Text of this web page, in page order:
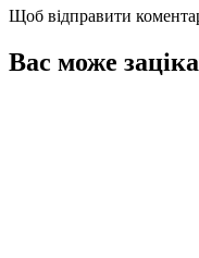
Щоб відправити
Вас може